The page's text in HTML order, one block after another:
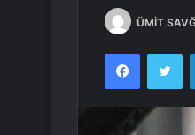
ÜMİT
Facebook